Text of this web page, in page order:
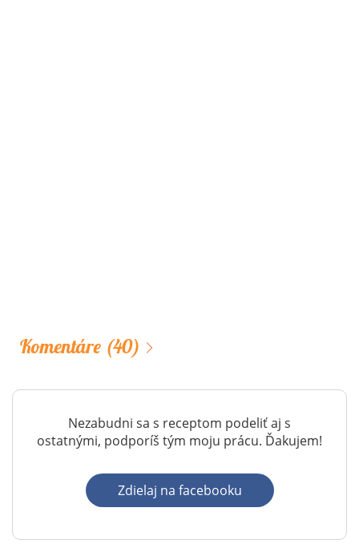
Komentáre (40)
Nezabudni sa s receptom podeliť aj s
ostatnými, podporíš tým moju prácu. Ďakujem!
Zdielaj na facebooku